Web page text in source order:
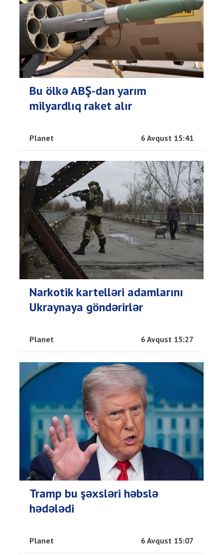
Bu ölkə ABŞ-dan yarım
milyardlıq raket alır
Planet 6 Avqust 15:41
Narkotik kartelləri adamlarını
Ukraynaya göndərirlər
Planet 6 Avqust 15:27
Tramp bu şəxsləri həbslə
hədələdi
Planet 6 Avqust 15:07